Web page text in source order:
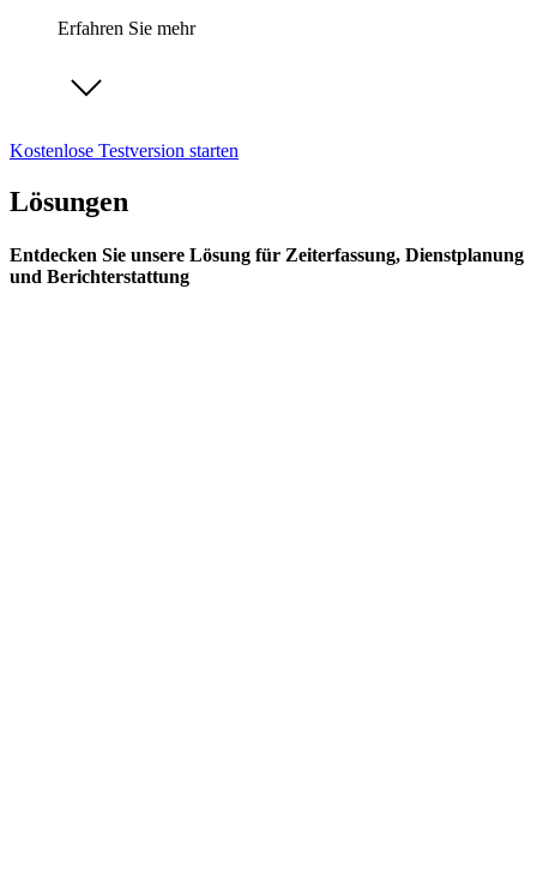
Erfahren Sie mehr
Kostenlose Testversion starten
Lösungen
Entdecken Sie unsere Lösung für Zeiterfassung, Dienstplanung
und Berichterstattung